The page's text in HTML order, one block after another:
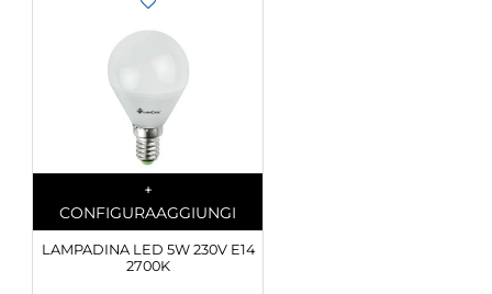
Quantity
+
CONFIGURAAGGIUNGI
LAMPADINA LED 5W 230V E14
2700K